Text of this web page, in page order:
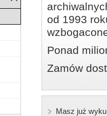
od 1993
Ponad
Zamów
Masz już